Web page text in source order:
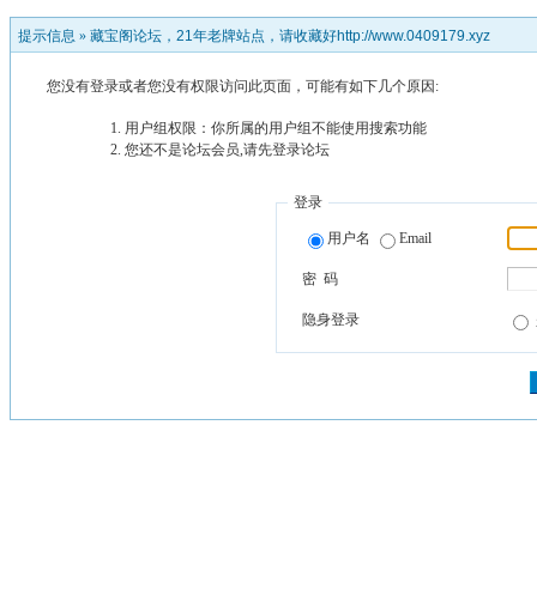
提示信息 » 藏宝阁论坛，21年老牌站点，请收藏好http://www.0409179.xyz
您没有登录或者您没有权限访问此页面，可能有如下几个原因:
用户组权限：你所属的用户组不能使用搜索功能
您还不是论坛会员,请先登录论坛
登录
用户名 Email
密 码
隐身登录